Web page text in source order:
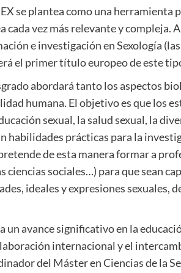
se plantea como una
cada vez más relevante y compleja.
e investigación en Sexología
el primer título europeo de este
abordará tanto los aspectos
humana. El objetivo es que los
sexual, la salud sexual, la
habilidades prácticas para la
de esta manera formar a
ciencias sociales…) para que sean
ideales y expresiones sexuales,
un avance significativo en la
internacional y el
del Máster en Ciencias de la